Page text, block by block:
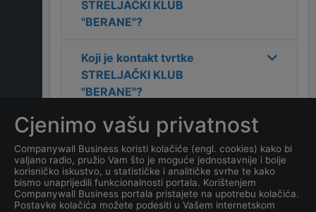
STRELJAČKI KLUB
"BERANE"?
Koji je kontakt tvrtke
STRELJAČKI KLUB
"BERANE"?
Koliko ima zaposlenih
kompanijaSTRELJAČKI
KLUB "BERANE"?
Koji je datum osnivanja
Cjenimo vašu privatnost
Companywall Business koristi kolačiće (engl. cookies) kako bi
valjano radio, pružio Vam što je moguće jednostavnije i bolje
korisničko iskustvo, u statističke i analitičke svrhe te kako
bismo unaprijedili funkcionalnosti portala. Korištenjem
Companywall Business portala pristajete na upotrebu kolačića.
Postavke kolačića možete podesiti u Vašem internetskom